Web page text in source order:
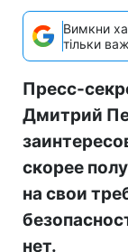
Вимкни
тільки
Пресс-
Дмитрий
скорее
на свои
нет.